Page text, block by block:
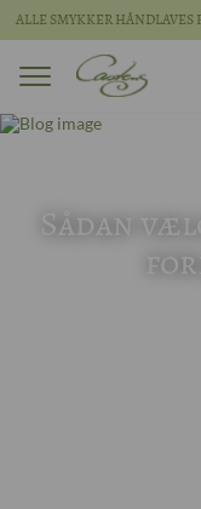
ALLE SMYKKER HÅNDLAVES
Sådan